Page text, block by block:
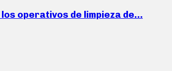
operativos de limpieza de…